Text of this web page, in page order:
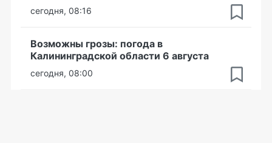
сегодня, 08:16
Возможны грозы: погода в
Калининградской области 6 августа
сегодня, 08:00